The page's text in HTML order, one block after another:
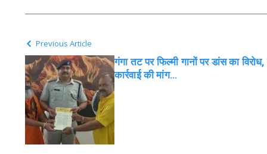
Previous Article
गंगा तट पर फिल्मी गानों पर डांस का
कार्रवाई की मांग…